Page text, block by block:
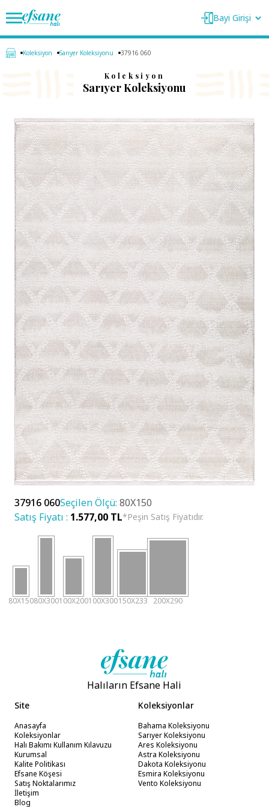
Bayi Girişi
Koleksiyon Sarıyer Koleksiyonu 37916 060
Koleksiyon
Sarıyer Koleksiyonu
37916 060Seçilen Ölçü: 80X150
Satış Fiyatı : 1.577,00 TL*Peşin Satış Fiyatıdır.
80X15080X300100X200100X300150X233 200X290
Halıların Efsane Hali
Site
Anasayfa
Koleksiyonlar
Halı Bakımı Kullanım Kılavuzu
Kurumsal
Kalite Politikası
Efsane Köşesi
Satış Noktalarımız
İletişim
Blog
Koleksiyonlar
Bahama Koleksiyonu
Sarıyer Koleksiyonu
Ares Koleksiyonu
Astra Koleksiyonu
Dakota Koleksiyonu
Esmira Koleksiyonu
Vento Koleksiyonu